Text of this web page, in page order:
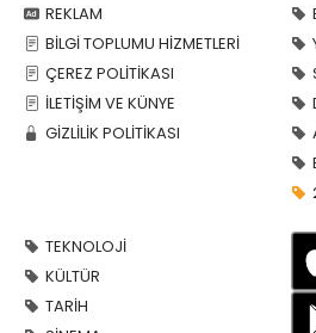
REKLAM
BİLGİ TOPLUMU HİZMETLERİ
ÇEREZ POLİTİKASI
İLETİŞİM VE KÜNYE
GİZLİLİK POLİTİKASI
TEKNOLOJİ
KÜLTÜR
TARİH